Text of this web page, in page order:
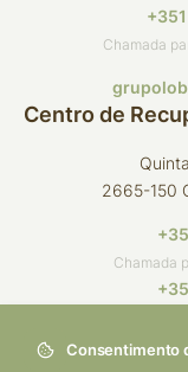
Chamada
Centro de
2665-150
Chamada
Consentimento